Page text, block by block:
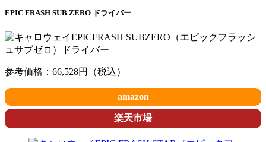
EPIC FRASH SUB ZERO ドライバー
参考価格：66,528円（税込）
amazon
楽天市場